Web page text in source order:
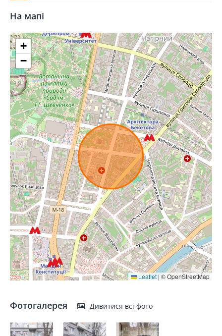
На мапі
+
−
Leaflet | © OpenStreetMap
Фотогалерея Дивитися всі фото